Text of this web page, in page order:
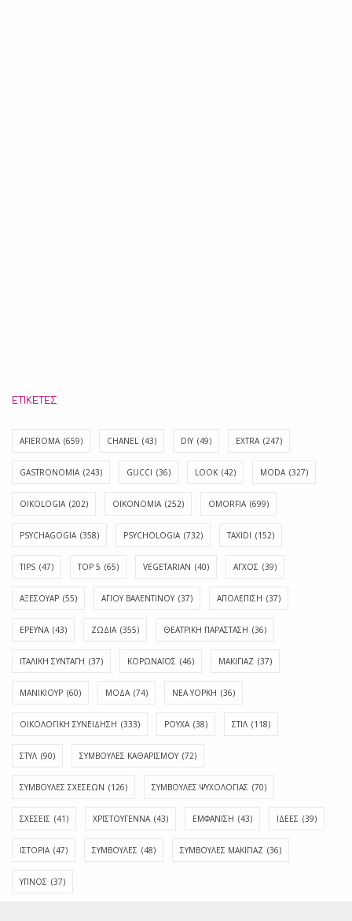
ΕΤΙΚΈΤΕΣ
AFIEROMA (659) CHANEL (43) DIY (49) EXTRA (247)
GASTRONOMIA (243) GUCCI (36) LOOK (42) MODA (327)
OIKOLOGIA (202) OIKONOMIA (252) OMORFIA (699)
PSYCHAGOGIA (358) PSYCHOLOGIA (732) TAXIDI (152)
TIPS (47) TOP 5 (65) VEGETARIAN (40) ΑΓΧΟΣ (39)
ΑΞΕΣΟΥΑΡ (55) ΑΓΊΟΥ ΒΑΛΕΝΤΊΝΟΥ (37) ΑΠΟΛΈΠΙΣΗ (37)
ΕΡΕΥΝΑ (43) ΖΩΔΙΑ (355) ΘΕΑΤΡΙΚΗ ΠΑΡΑΣΤΑΣΗ (36)
ΙΤΑΛΙΚΗ ΣΥΝΤΑΓΗ (37) ΚΟΡΩΝΑΪΟΣ (46) ΜΑΚΙΓΙΑΖ (37)
ΜΑΝΙΚΙΟΥΡ (60) ΜΟΔΑ (74) ΝΕΑ ΥΟΡΚΗ (36)
ΟΙΚΟΛΟΓΙΚΗ ΣΥΝΕΙΔΗΣΗ (333) ΡΟΥΧΑ (38) ΣΤΙΛ (118)
ΣΤΥΛ (90) ΣΥΜΒΟΥΛΕΣ ΚΑΘΑΡΙΣΜΟΥ (72)
ΣΥΜΒΟΥΛΕΣ ΣΧΕΣΕΩΝ (126) ΣΥΜΒΟΥΛΕΣ ΨΥΧΟΛΟΓΙΑΣ (70)
ΣΧΕΣΕΙΣ (41) ΧΡΙΣΤΟΥΓΕΝΝΑ (43) ΕΜΦΆΝΙΣΗ (43) ΙΔΈΕΣ (39)
ΙΣΤΟΡΊΑ (47) ΣΥΜΒΟΥΛΈΣ (48) ΣΥΜΒΟΥΛΈΣ ΜΑΚΙΓΙΆΖ (36)
ΎΠΝΟΣ (37)